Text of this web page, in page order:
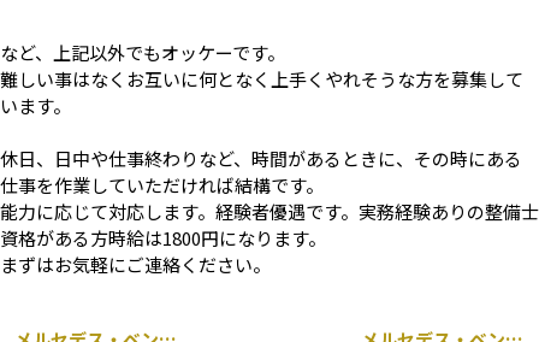
など、上記以外でもオッケーです。
難しい事はなくお互いに何となく上手くやれそうな方を募集して
います。
休日、日中や仕事終わりなど、時間があるときに、その時にある
仕事を作業していただければ結構です。
能力に応じて対応します。経験者優遇です。実務経験ありの整備士
資格がある方時給は1800円になります。
まずはお気軽にご連絡ください。